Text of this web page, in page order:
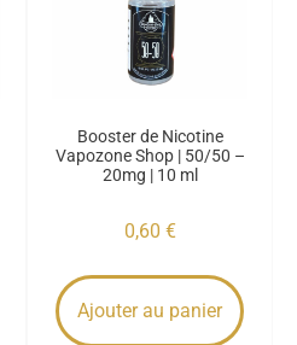
Booster de Nicotine
Vapozone Shop | 50/50 –
20mg | 10 ml
0,60 €
Ajouter au panier